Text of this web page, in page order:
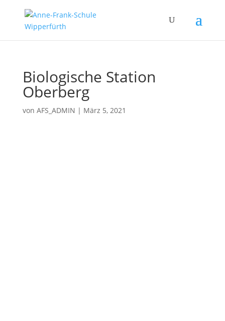
Biologische Station
Oberberg
von AFS_ADMIN | März 5, 2021